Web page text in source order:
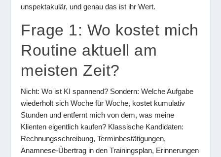
unspektakulär, und genau das ist ihr Wert.
Frage 1: Wo kostet mich
Routine aktuell am
meisten Zeit?
Nicht: Wo ist KI spannend? Sondern: Welche Aufgabe
wiederholt sich Woche für Woche, kostet kumulativ
Stunden und entfernt mich von dem, was meine
Klienten eigentlich kaufen? Klassische Kandidaten:
Rechnungsschreibung, Terminbestätigungen,
Anamnese-Übertrag in den Trainingsplan, Erinnerungen